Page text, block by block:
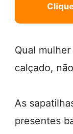
Qual
calçado,
As
presentes